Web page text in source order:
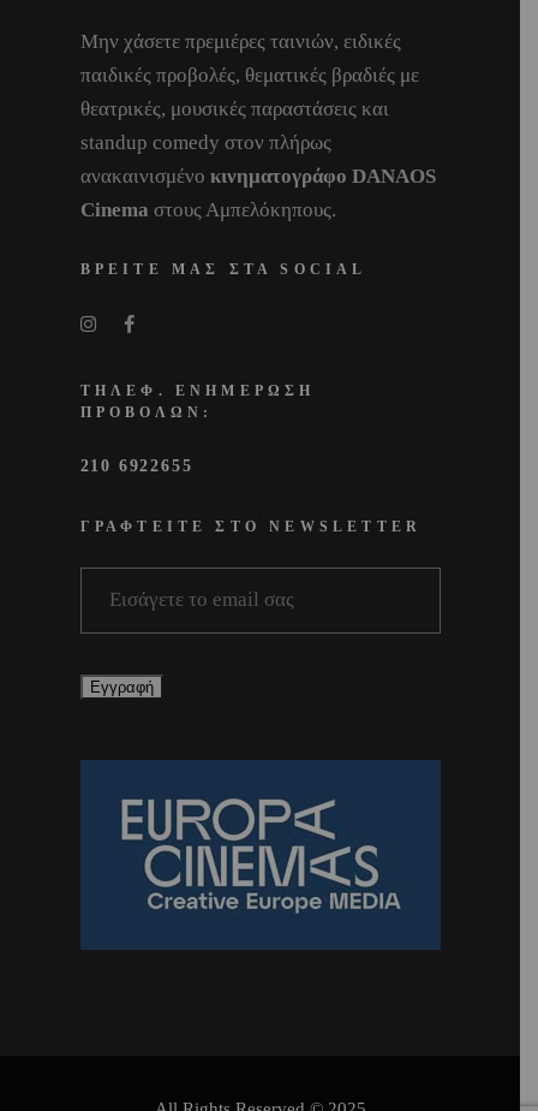
Μην χάσετε πρεμιέρες ταινιών, ειδικές
παιδικές προβολές, θεματικές βραδιές με
θεατρικές, μουσικές παραστάσεις και
standup comedy στον πλήρως
ανακαινισμένο κινηματογράφο DANAOS
Cinema στους Αμπελόκηπους.
ΒΡΕΙΤΕ ΜΑΣ ΣΤΑ SOCIAL
ΤΗΛΕΦ. ΕΝΗΜΕΡΩΣΗ
ΠΡΟΒΟΛΩΝ:
210 6922655
ΓΡΑΦΤΕΙΤΕ ΣΤΟ NEWSLETTER